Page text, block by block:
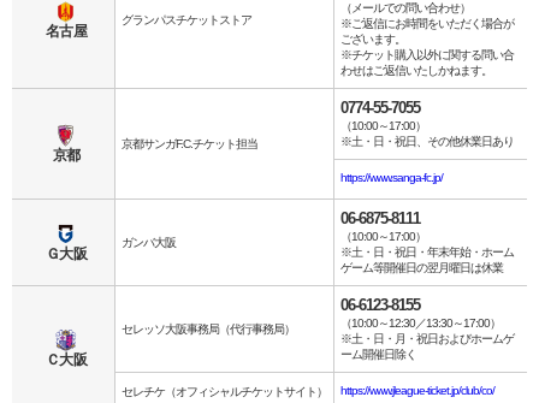
名古屋
グランパスチケットストア
（メールでの問い合わせ）
※ご返信にお時間をいただく場合が
ございます。
※チケット購入以外に関する問い合
わせはご返信いたしかねます。
京都
京都サンガF.C.チケット担当
0774-55-7055
（10:00～17:00）
※土・日・祝日、その他休業日あり
https://www.sanga-fc.jp/
Ｇ大阪
ガンバ大阪
06-6875-8111
（10:00～17:00）
※土・日・祝日・年末年始・ホーム
ゲーム等開催日の翌月曜日は休業
Ｃ大阪
セレッソ大阪事務局（代行事務局）
06-6123-8155
（10:00～12:30／13:30～17:00）
※土・日・月・祝日およびホームゲ
ーム開催日除く
セレチケ（オフィシャルチケットサイト） https://www.jleague-ticket.jp/club/co/